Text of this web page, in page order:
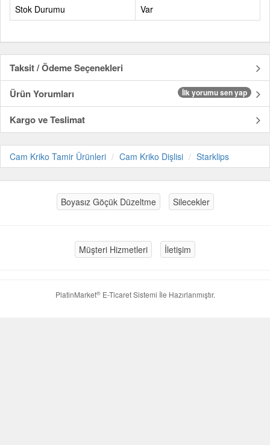
Stok Durumu
Var
Taksit / Ödeme Seçenekleri
Ürün Yorumları
İlk yorumu sen yap
Kargo ve Teslimat
Cam Kriko Tamir Ürünleri Cam Kriko Dişlisi Starklips
Boyasız Göçük Düzeltme Silecekler
Müşteri Hizmetleri İletişim
PlatinMarket®E-Ticaret Sistemi İle Hazırlanmıştır.